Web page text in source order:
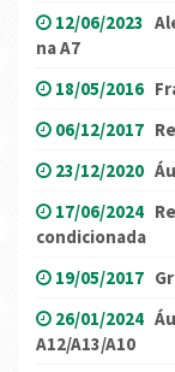
12/06/2023
na A7
18/05/2016
06/12/2017
23/12/2020
17/06/2024
condicionada
19/05/2017
26/01/2024
A12/A13/A10